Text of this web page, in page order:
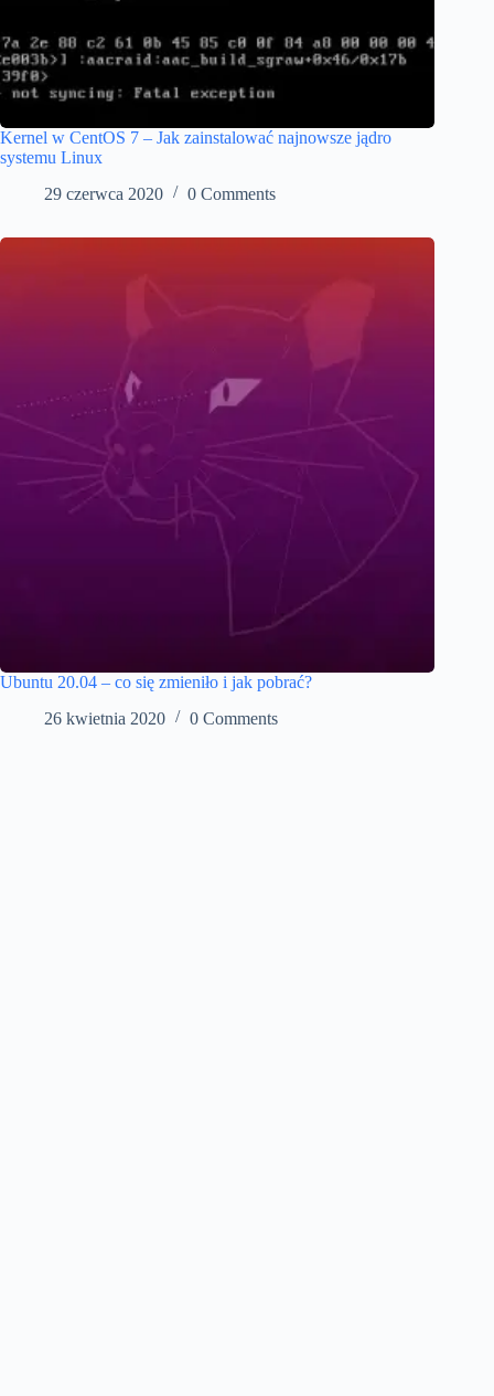
Kernel w CentOS 7 – Jak zainstalować najnowsze jądro
systemu Linux
29 czerwca 2020
0 Comments
Ubuntu 20.04 – co się zmieniło i jak pobrać?
26 kwietnia 2020
0 Comments